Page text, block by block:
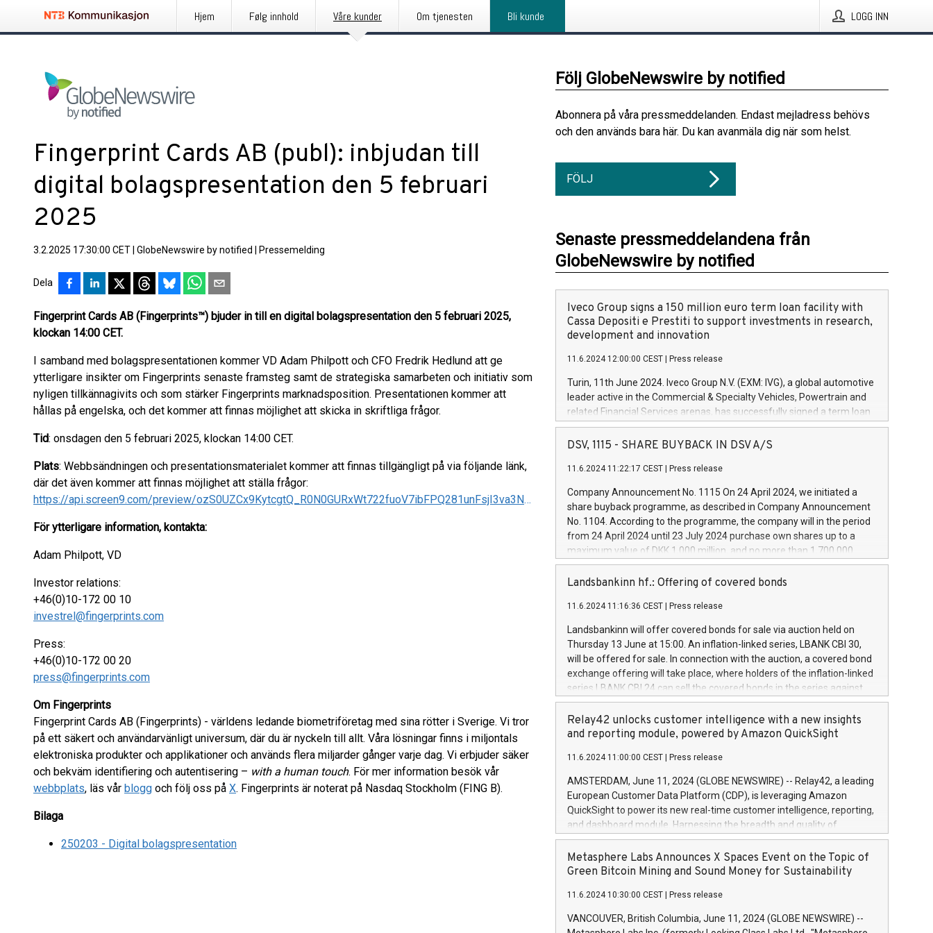
Hjem Følg innhold Våre kunder Om tjenesten Bli kunde LOGG INN
Fingerprint Cards AB (publ): inbjudan till
digital bolagspresentation den 5 februari
2025
3.2.2025 17:30:00 CET GlobeNewswire by notified Pressemelding
Dela
Fingerprint Cards AB (Fingerprints™) bjuder in till en digital bolagspresentation den 5 februari 2025,
klockan 14:00 CET.
I samband med bolagspresentationen kommer VD Adam Philpott och CFO Fredrik Hedlund att ge
ytterligare insikter om Fingerprints senaste framsteg samt de strategiska samarbeten och initiativ som
nyligen tillkännagivits och som stärker Fingerprints marknadsposition. Presentationen kommer att
hållas på engelska, och det kommer att finnas möjlighet att skicka in skriftliga frågor.
Tid: onsdagen den 5 februari 2025, klockan 14:00 CET.
Plats: Webbsändningen och presentationsmaterialet kommer att finnas tillgängligt på via följande länk,
där det även kommer att finnas möjlighet att ställa frågor:
https://api.screen9.com/preview/ozS0UZCx9KytcgtQ_R0N0GURxWt722fuoV7ibFPQ281unFsjI3va3NrrwUvxQhcd
För ytterligare information, kontakta:
Adam Philpott, VD
Investor relations:
+46(0)10-172 00 10
investrel@fingerprints.com
Press:
+46(0)10-172 00 20
press@fingerprints.com
Om Fingerprints
Fingerprint Cards AB (Fingerprints) - världens ledande biometriföretag med sina rötter i Sverige. Vi tror
på ett säkert och användarvänligt universum, där du är nyckeln till allt. Våra lösningar finns i miljontals
elektroniska produkter och applikationer och används flera miljarder gånger varje dag. Vi erbjuder säker
och bekväm identifiering och autentisering – with a human touch. För mer information besök vår
webbplats, läs vår blogg och följ oss på X. Fingerprints är noterat på Nasdaq Stockholm (FING B).
Bilaga
250203 - Digital bolagspresentation
Följ GlobeNewswire by notified
Abonnera på våra pressmeddelanden. Endast mejladress behövs
och den används bara här. Du kan avanmäla dig när som helst.
FÖLJ
Senaste pressmeddelandena från
GlobeNewswire by notified
Iveco Group signs a 150 million euro term loan facility with
Cassa Depositi e Prestiti to support investments in research,
development and innovation
11.6.2024 12:00:00 CEST Press release
Turin, 11th June 2024. Iveco Group N.V. (EXM: IVG), a global automotive
leader active in the Commercial & Specialty Vehicles, Powertrain and
related Financial Services arenas, has successfully signed a term loan
facility of 150 million euros with Cassa Depositi e Prestiti (CDP), for the
creation of new projects in Italy dedicated to research, development
Iveco Group will develop innovative technologies and architectures in
autonomous driving, digitalisation and vehicle connectivity aimed at
increasing efficiency, safety, driving comfort and productivity. The
financed investments, which will have a 5-year amortising profile, will
be made by Iveco Group in Italy by the end of 2025. Iveco Group N.V.
(EXM: IVG) is the home of unique people and brands that power your
brands are each a
DSV, 1115 - SHARE BUYBACK IN DSV A/S
11.6.2024 11:22:17 CEST Press release
Company Announcement No. 1115 On 24 April 2024, we initiated a
share buyback programme, as described in Company Announcement
No. 1104. According to the programme, the company will in the period
from 24 April 2024 until 23 July 2024 purchase own shares up to a
maximum value of DKK 1,000 million, and no more than 1,700,000
shares, corresponding to 0.79% of the share capital at
commencement of the programme. The programme has been
European Parliament and Council of 16 April 2014 (“MAR”) (save for
the rules on share buyback programmes set out in MAR article 5) and
the Commission Delegated Regulation (EU) 2016/1052, also referred
to as the Safe Harbour rules. Trading dayNumber of shares bought
backAverage transaction priceAmount DKKAccumulated trading for
days 1-25478,1001,023.01489,100,86026:3 June
20247,0001,050.597,354,13027:4 June
June20243,0001,096.273,288,81029:7 June
20244,0001,106.174,424,68
Landsbankinn hf.: Offering of covered bonds
11.6.2024 11:16:36 CEST Press release
Landsbankinn will offer covered bonds for sale via auction held on
Thursday 13 June at 15:00. An inflation-linked series, LBANK CBI 30,
will be offered for sale. In connection with the auction, a covered bond
exchange offering will take place, where holders of the inflation-linked
series LBANK CBI 24 can sell the covered bonds in the series against
covered bonds bought in the above-mentioned auction. The clean
price of the bonds is predefined at 99,594. Expected settlement date is
20 June 2024. Covered bonds issued by Landsbankinn are rated A+
Markets will manage the auction. For further information, please call
+354 410 7330 or email verdbrefamidlun@landsbankinn.is.
Relay42 unlocks customer intelligence with a new insights
and reporting module, powered by Amazon QuickSight
11.6.2024 11:00:00 CEST Press release
AMSTERDAM, June 11, 2024 (GLOBE NEWSWIRE) -- Relay42, a leading
European Customer Data Platform (CDP), is leveraging Amazon
QuickSight to power its new real-time customer intelligence, reporting,
and dashboard module. Harnessing the breadth and quality of
customer data, the new Insights module empowers marketing teams
to dive deep into customer behaviors and gain invaluable insights into
the performance of their marketing programs across all online, offline,
module, in pre-beta version Key capabilities of the Relay42 Insights
module include: Deep insights into customer behaviors: With the
Relay42 Insights module, marketers can ask unlimited questions about
Metasphere Labs Announces X Spaces Event on the Topic of
Green Bitcoin Mining and Sound Money for Sustainability
11.6.2024 10:30:00 CEST Press release
VANCOUVER, British Columbia, June 11, 2024 (GLOBE NEWSWIRE) --